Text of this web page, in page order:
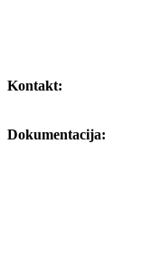
Kontakt:
Dokumentacija: